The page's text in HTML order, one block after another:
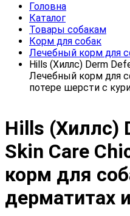
Головна
Каталог
Товары собакам
Корм для собак
Лечебный корм для
Hills (Хиллс) Derm
Лечебный корм для
потере шерсти с
Hills (Хиллс)
Skin Care
корм для
дерматитах